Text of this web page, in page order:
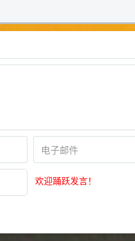
欢迎踊跃发言！